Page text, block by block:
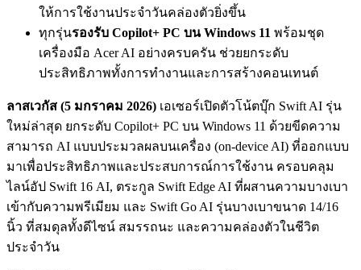
ให้การใช้งานประจำวันคล่องตัวยิ่งขึ้น
ทุกรุ่นรองรับ Copilot+ PC บน Windows 11 พร้อมชุด
เครื่องมือ Acer AI อย่างครบครัน ช่วยยกระดับ
ประสิทธิภาพทั้งการทำงานและการสร้างคอนเทนต์
ลาสเวกัส (5 มกราคม 2026) เอเซอร์เปิดตัวโน้ตบุ๊ก Swift AI รุ่น
ใหม่ล่าสุด ยกระดับ Copilot+ PC บน Windows 11 ด้วยขีดความ
สามารถ AI แบบประมวลผลบนเครื่อง (on-device AI) ที่ออกแบบ
มาเพื่อประสิทธิภาพและประสบการณ์การใช้งาน ครอบคลุม
ไลน์อัป Swift 16 AI, ตระกูล Swift Edge AI ที่ผสานความบางเบา
เข้ากับความพรีเมียม และ Swift Go AI รุ่นบางเบาขนาด 14/16
นิ้ว ที่สมดุลทั้งดีไซน์ สมรรถนะ และความคล่องตัวในชีวิต
ประจำวัน